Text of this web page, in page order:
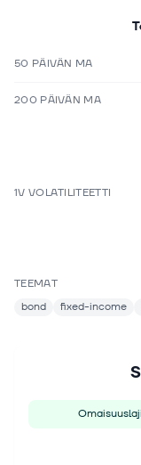
50 PÄIVÄN MA
200 PÄIVÄN MA
1V VOLATILITEETTI
TEEMAT
bond
fixed-income